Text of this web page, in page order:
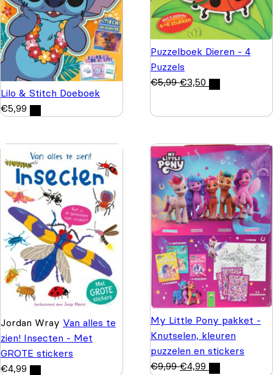
Lilo & Stitch Doeboek
€5,99
Puzzelboek Dieren - 4
Puzzels
€5,99 €3,50
Jordan Wray Van alles te
zien! Insecten - Met
GROTE stickers
€4,99
My Little Pony pakket -
Knutselen, kleuren
puzzelen en stickers
€9,99 €4,99